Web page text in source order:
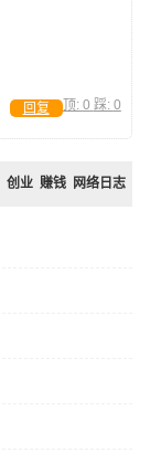
顶: 0 踩: 0
回复
创业 赚钱 网络日志